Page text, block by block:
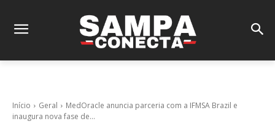
Início Geral
MedOracle anuncia parceria com a IFMSA Brazil e
inaugura nova fase de...